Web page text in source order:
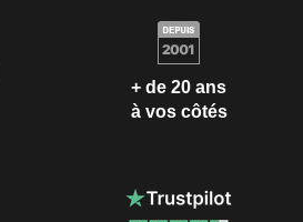
+ de 20 ans
à vos côtés